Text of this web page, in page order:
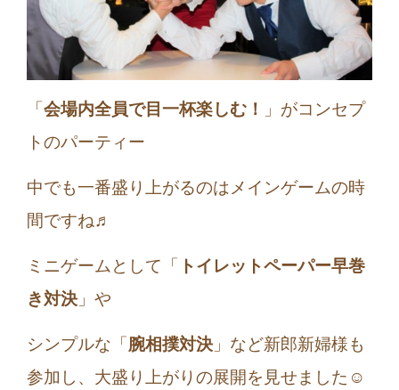
「会場内全員で目一杯楽しむ！
」がコンセプ
トのパーティー
中でも一番盛り上がるのはメインゲームの時
間ですね♬
ミニゲームとして「 トイレットペーパー早巻
き対決」や
シンプルな「腕相撲対決」など新郎新婦様も
参加し、大盛り上がりの展開を見せました☺